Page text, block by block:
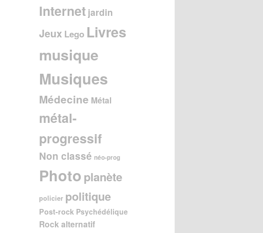
Internet jardin
Jeux Lego Livres
musique
Musiques
Médecine Métal
métal-
progressif
Non classé néo-prog
Photo planète
policier politique
Post-rock Psychédélique
Rock alternatif